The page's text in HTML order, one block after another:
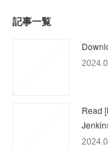
記事一覧
Read